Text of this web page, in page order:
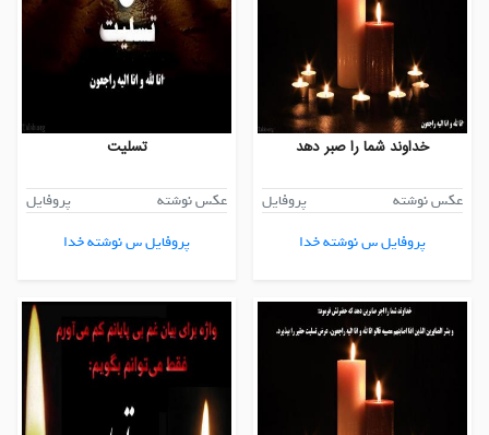
خداوند شما را صبر دهد
عکس نوشته
پروفایل
پروفایل س نوشته خدا
تسلیت
عکس نوشته
پروفایل
پروفایل س نوشته خدا